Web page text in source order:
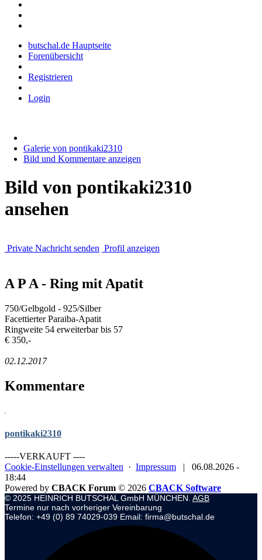
butschal.de Hauptseite
Forenübersicht
Registrieren
Login
Galerie von pontikaki2310
Bild und Kommentare anzeigen
Bild von pontikaki2310
ansehen
Private Nachricht senden Profil anzeigen
A P A - Ring mit Apatit
750/Gelbgold - 925/Silber
Facettierter Paraiba-Apatit
Ringweite 54 erweiterbar bis 57
€ 350,-
02.12.2017
Kommentare
pontikaki2310
-----VERKAUFT ----
Cookie-Einstellungen verwalten · Impressum |
06.08.2026 -
18:44
Powered by CBACK Forum © 2026 CBACK Software
© 2025 HEINRICH BUTSCHAL GmbH MÜNCHEN. AGB
Termine nur nach vorheriger Vereinbarung
Telefon: +49 (0) 89 74029-039 Email: firma@butschal.de